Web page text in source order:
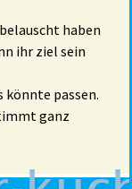
haben
ihr ziel sein
passen.
ganz